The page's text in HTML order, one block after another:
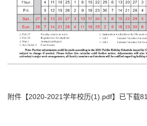
附件【2020-2021学年校历(1).pdf】已下载81